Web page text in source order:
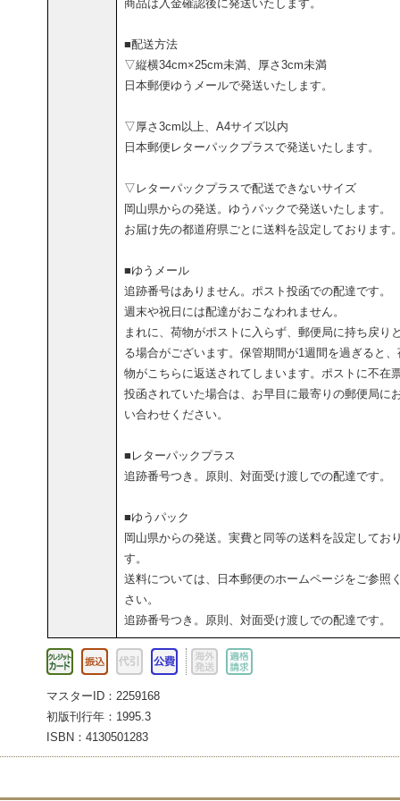
商品は入金確認後に発送いたします。
■配送方法
▽縦横34cm×25cm未満、厚さ3cm未満
日本郵便ゆうメールで発送いたします。
▽厚さ3cm以上、A4サイズ以内
日本郵便レターパックプラスで発送いたします。
▽レターパックプラスで配送できないサイズ
岡山県からの発送。ゆうパックで発送いたします。
お届け先の都道府県ごとに送料を設定しております。
■ゆうメール
追跡番号はありません。ポスト投函での配達です。
週末や祝日には配達がおこなわれません。
まれに、荷物がポストに入らず、郵便局に持ち戻り
る場合がございます。保管期間が1週間を過ぎると、
物がこちらに返送されてしまいます。ポストに不在
投函されていた場合は、お早目に最寄りの郵便局に
い合わせください。
■レターパックプラス
追跡番号つき。原則、対面受け渡しでの配達です。
■ゆうパック
岡山県からの発送。実費と同等の送料を設定してお
す。
送料については、日本郵便のホームページをご参照
さい。
追跡番号つき。原則、対面受け渡しでの配達です。
マスターID：2259168
初版刊行年：1995.3
ISBN：4130501283